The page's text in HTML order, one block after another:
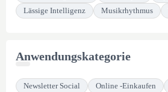
Lässige Intelligenz
Musikrhythmus
Anwendungskategorie
Newsletter Social Online -Einkaufen